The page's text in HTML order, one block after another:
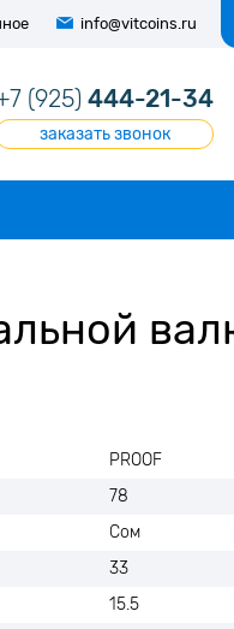
info@vitcoins.ru
(925) 444-21-34
заказать звонок
PROOF
78
Сом
33
15.5